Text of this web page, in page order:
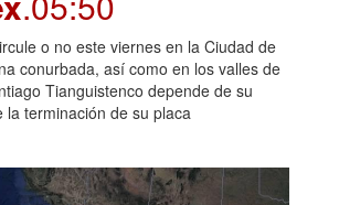
o no este viernes en la Ciudad de
conurbada, así como en los valles de
Tianguistenco depende de su
la terminación de su placa